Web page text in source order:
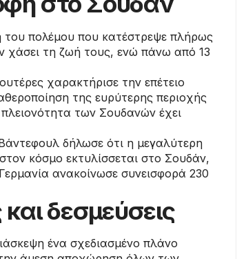
του πολέμου που κατέστρεψε πλήρως
χάσει τη ζωή τους, ενώ πάνω από 13
χαρακτήρισε την επέτειο
της ευρύτερης περιοχής
πλειονότητα των Σουδανών έχει
δήλωσε ότι η μεγαλύτερη
κόσμο εκτυλίσσεται στο Σουδάν,
ανακοίνωσε συνεισφορά 230
δεσμεύσεις
ένα σχεδιασμένο πλάνο